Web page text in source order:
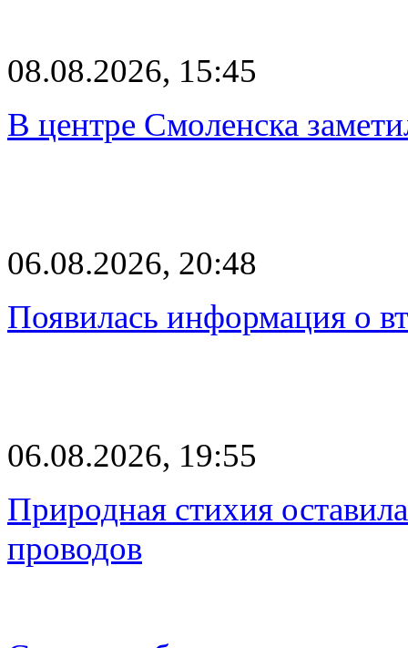
08.08.2026, 15:45
В центре Смоленска
06.08.2026, 20:48
Появилась информация о
06.08.2026, 19:55
Природная стихия
проводов